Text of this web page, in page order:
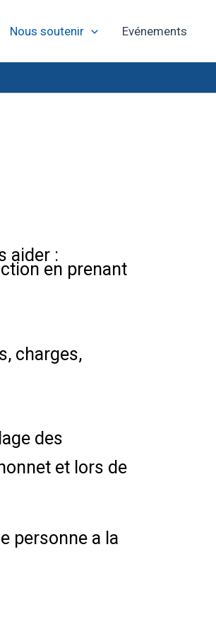
Nous soutenir Evénements
aider :
en prenant
charges,
des
et lors de
personne a la